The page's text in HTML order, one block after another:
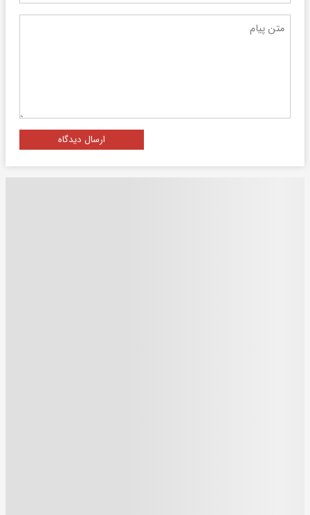
ارسال دیدگاه